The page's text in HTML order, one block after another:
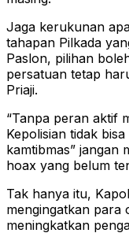
Jaga kerukunan
tahapan Pilkada
Paslon, pilihan
persatuan tetap
Priaji.
“Tanpa peran aktif
Kepolisian tidak
kamtibmas” jangan
hoax yang belum
Tak hanya itu,
mengingatkan para
meningkatkan